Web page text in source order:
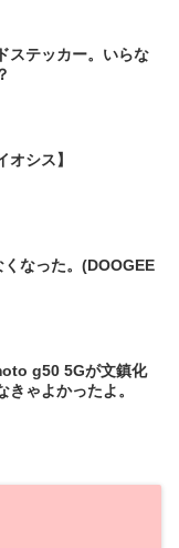
ステッカー。いらな
シス】
なった。(DOOGEE
g50 5Gが文鎮化
きゃよかったよ。